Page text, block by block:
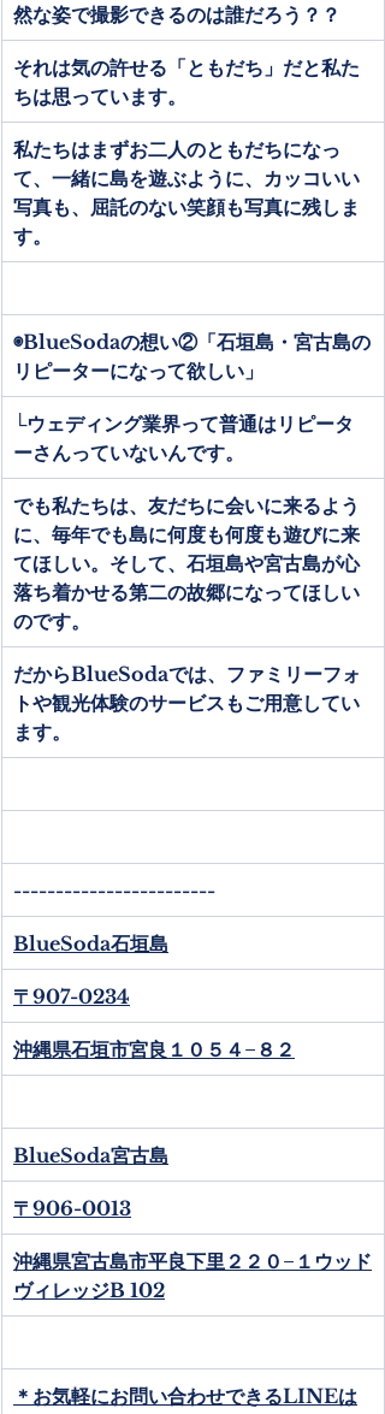
然な姿で撮影できるのは誰だろう？？
それは気の許せる「ともだち」だと私た
ちは思っています。
私たちはまずお二人のともだちになっ
て、一緒に島を遊ぶように、カッコいい
写真も、屈託のない笑顔も写真に残しま
す。
◉BlueSodaの想い②「石垣島・宮古島の
リピーターになって欲しい」
└ウェディング業界って普通はリピータ
ーさんっていないんです。
でも私たちは、友だちに会いに来るよう
に、毎年でも島に何度も何度も遊びに来
てほしい。そして、石垣島や宮古島が心
落ち着かせる第二の故郷になってほしい
のです。
だからBlueSodaでは、ファミリーフォ
トや観光体験のサービスもご用意してい
ます。
------------------------
BlueSoda石垣島
〒907-0234
沖縄県石垣市宮良１０５４−８２
BlueSoda宮古島
〒906-0013
沖縄県宮古島市平良下里２２０−１ウッド
ヴィレッジB 102
＊お気軽にお問い合わせできるLINEは